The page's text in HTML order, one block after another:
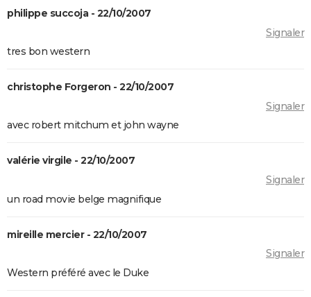
philippe succoja - 22/10/2007
Signaler
tres bon western
christophe Forgeron - 22/10/2007
Signaler
avec robert mitchum et john wayne
valérie virgile - 22/10/2007
Signaler
un road movie belge magnifique
mireille mercier - 22/10/2007
Signaler
Western préféré avec le Duke